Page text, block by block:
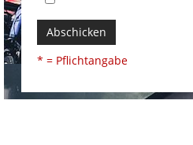
Abschicken
* = Pflichtangabe